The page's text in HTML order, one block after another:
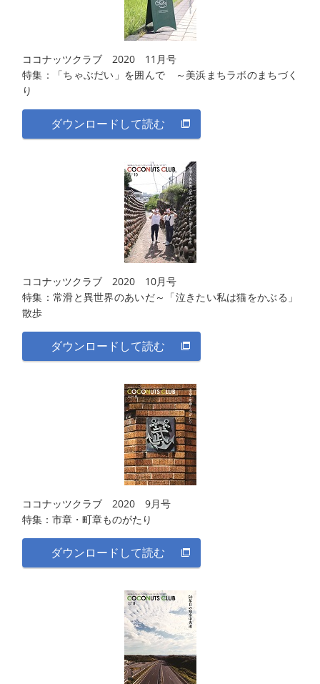
ココナッツクラブ 2020 11月号
特集：「ちゃぶだい」を囲んで ～美浜まちラボのまちづく
り
ダウンロードして読む
ココナッツクラブ 2020 10月号
特集：常滑と異世界のあいだ～「泣きたい私は猫をかぶる」
散歩
ダウンロードして読む
ココナッツクラブ 2020 9月号
特集：市章・町章ものがたり
ダウンロードして読む